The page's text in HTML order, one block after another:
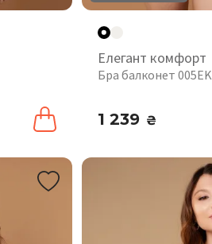
Елегант комфорт
Бра балконет 005EK
1 239 ₴